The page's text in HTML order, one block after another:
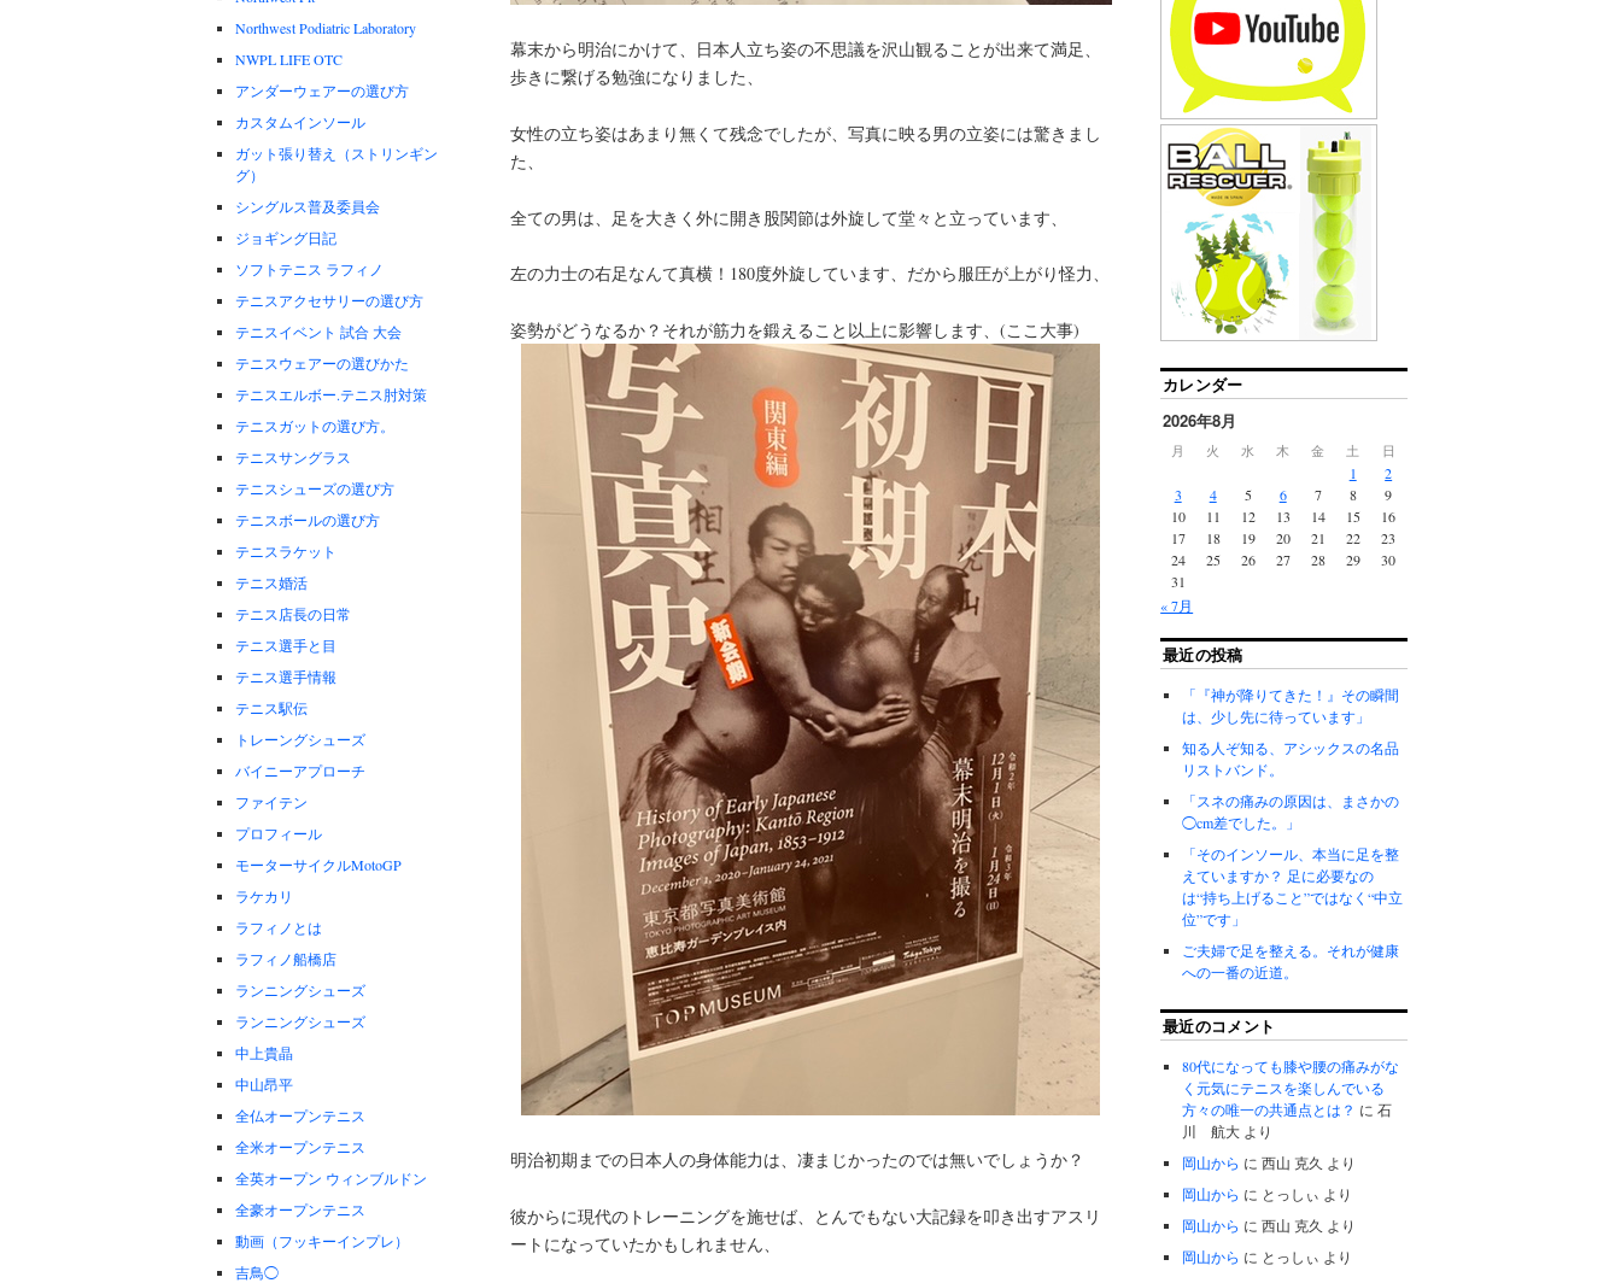
幕末から明治にかけて、日本人立ち姿の不思議を沢山観ることが出来て満足、
歩きに繋げる勉強になりました、
女性の立ち姿はあまり無くて残念でしたが、写真に映る男の立姿には驚きまし
た、
全ての男は、足を大きく外に開き股関節は外旋して堂々と立っています、
左の力士の右足なんて真横！180度外旋しています、だから服圧が上がり怪力、
姿勢がどうなるか？それが筋力を鍛えること以上に影響します、(ここ大事)
明治初期までの日本人の身体能力は、凄まじかったのでは無いでしょうか？
彼からに現代のトレーニングを施せば、とんでもない大記録を叩き出すアスリ
ートになっていたかもしれません、
Northwest Podiatric Laboratory
NWPL LIFE OTC
アンダーウェアーの選び方
カスタムインソール
ガット張り替え（ストリンギン
グ）
シングルス普及委員会
ジョギング日記
ソフトテニス ラフィノ
テニスアクセサリーの選び方
テニスイベント 試合 大会
テニスウェアーの選びかた
テニスエルボー.テニス肘対策
テニスガットの選び方。
テニスサングラス
テニスシューズの選び方
テニスボールの選び方
テニスラケット
テニス婚活
テニス店長の日常
テニス選手と目
テニス選手情報
テニス駅伝
トレーングシューズ
バイニーアプローチ
ファイテン
プロフィール
モーターサイクルMotoGP
ラケカリ
ラフィノとは
ラフィノ船橋店
ランニングシューズ
ランニングシューズ
中上貴晶
中山昂平
全仏オープンテニス
全米オープンテニス
全英オープン ウィンブルドン
全豪オープンテニス
動画（フッキーインプレ）
吉鳥◯
カレンダー
2026年8月
月 火 水 木 金 土 日
« 7月
1
2
3
4 5 6 7 8
9
10
11 12 13 14 15
16
17
18 19 20 21 22
23
24
25 26 27 28 29
30
31
最近の投稿
「『神が降りてきた！』その瞬間
は、少し先に待っています」
知る人ぞ知る、アシックスの名品
リストバンド。
「スネの痛みの原因は、まさかの
◯cm差でした。」
「そのインソール、本当に足を整
えていますか？ 足に必要なの
は“持ち上げること”ではなく“中立
位”です」
ご夫婦で足を整える。それが健康
への一番の近道。
最近のコメント
80代になっても膝や腰の痛みがな
く元気にテニスを楽しんでいる
方々の唯一の共通点とは？ に石
川 航大 より
岡山から に西山 克久 より
岡山から に とっしぃ より
岡山から に西山 克久 より
岡山から に とっしぃ より